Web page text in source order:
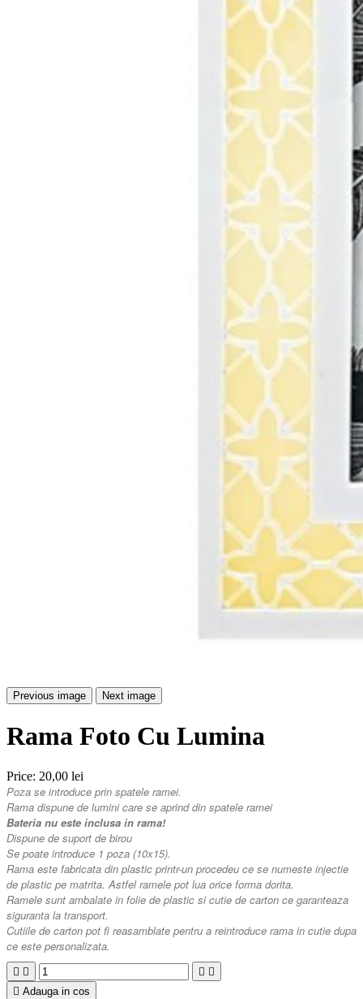
Previous image Next image
Rama Foto Cu Lumina
Price: 20,00 lei
Poza se introduce prin spatele ramei.
Rama dispune de lumini care se aprind din spatele ramei
Bateria nu este inclusa in rama!
Dispune de suport de birou
Se poate introduce 1 poza (10x15).
Rama este fabricata din plastic printr-un procedeu ce se numeste injectie
de plastic pe matrita. Astfel ramele pot lua orice forma dorita.
Ramele sunt ambalate in folie de plastic si cutie de carton ce garanteaza
siguranta la transport.
Cutiile de carton pot fi reasamblate pentru a reintroduce rama in cutie dupa
ce este personalizata.
   
 Adauga in cos